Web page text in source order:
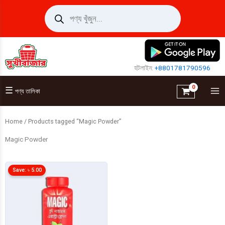
Products
search
হটলাইন:+8801781790596
☰ পণ্য তালিকা
Home / Products tagged “Magic Powder”
Magic Powder
Save: ৳ 5.00